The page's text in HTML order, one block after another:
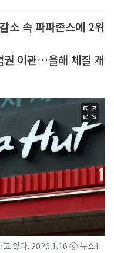
소 속 파파존스에 2위
권 이관…올해 체질 개
고 있다. 2026.1.16 ⓒ 뉴스1